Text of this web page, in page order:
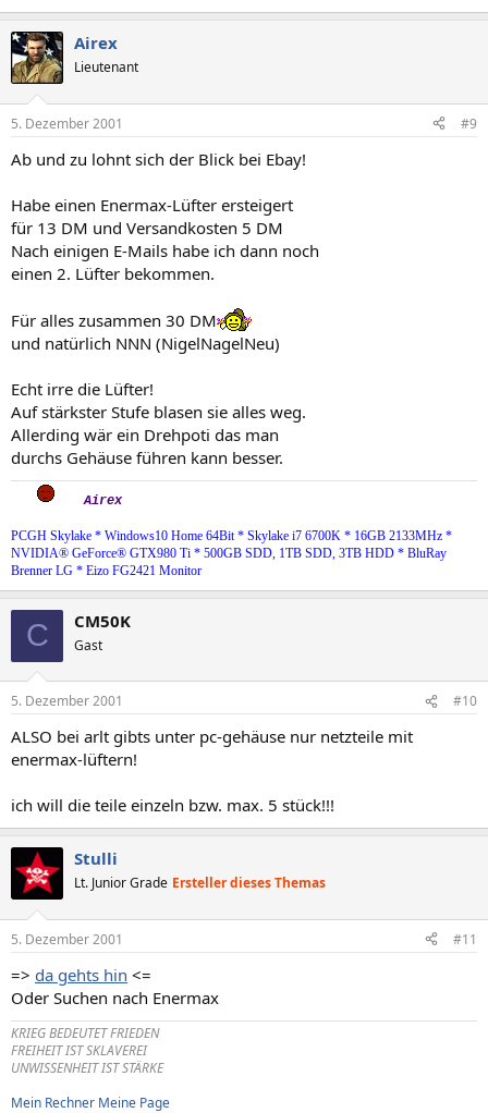
Airex
Lieutenant
5. Dezember 2001 #9
Ab und zu lohnt sich der Blick bei Ebay!
Habe einen Enermax-Lüfter ersteigert
für 13 DM und Versandkosten 5 DM
Nach einigen E-Mails habe ich dann noch
einen 2. Lüfter bekommen.
Für alles zusammen 30 DM
und natürlich NNN (NigelNagelNeu)
Echt irre die Lüfter!
Auf stärkster Stufe blasen sie alles weg.
Allerding wär ein Drehpoti das man
durchs Gehäuse führen kann besser.
Airex
PCGH Skylake * Windows10 Home 64Bit * Skylake i7 6700K * 16GB 2133MHz *
NVIDIA® GeForce® GTX980 Ti * 500GB SDD, 1TB SDD, 3TB HDD * BluRay
Brenner LG * Eizo FG2421 Monitor
C CM50K
Gast
5. Dezember 2001 #10
ALSO bei arlt gibts unter pc-gehäuse nur netzteile mit
enermax-lüftern!
ich will die teile einzeln bzw. max. 5 stück!!!
Stulli
Lt. Junior Grade Ersteller dieses Themas
5. Dezember 2001 #11
=> da gehts hin <=
Oder Suchen nach Enermax
KRIEG BEDEUTET FRIEDEN
FREIHEIT IST SKLAVEREI
UNWISSENHEIT IST STÄRKE
Mein Rechner Meine Page